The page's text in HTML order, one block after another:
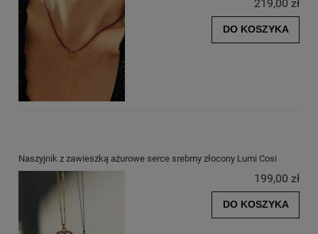
219,00 zł
DO KOSZYKA
Naszyjnik z zawieszką ażurowe serce srebrny złocony Lumi Cosi
199,00 zł
DO KOSZYKA